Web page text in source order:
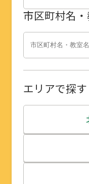
市区町村名
エリアで探す